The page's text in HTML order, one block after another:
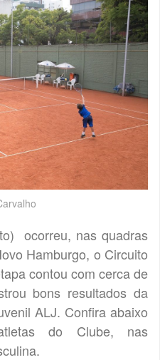
ocorreu, nas quadras
Hamburgo, o Circuito
contou com cerca de
bons resultados da
ALJ. Confira abaixo
do Clube, nas